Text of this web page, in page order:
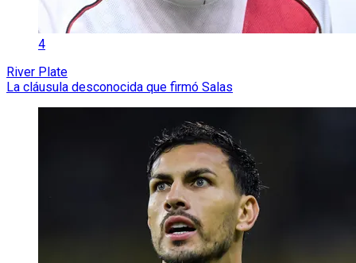
4
River Plate
La cláusula desconocida que firmó Salas